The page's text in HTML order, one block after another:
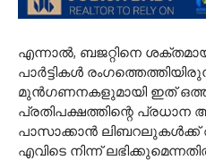
എന്നാൽ, ബജറ്റിനെ
പാർട്ടികൾ
മുൻഗണനകളുമായി ഇത്
പ്രതിപക്ഷത്തിന്റെ പ്രധാന
പാസാക്കാൻ
എവിടെ നിന്ന്